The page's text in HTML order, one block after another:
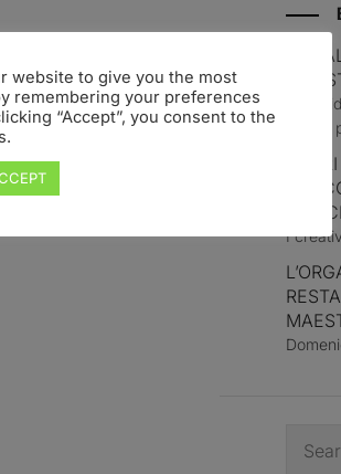
LA
TRA
La
aperta
DEL
I
for:
website to give you the most
remembering your preferences
“Accept”, you consent to the